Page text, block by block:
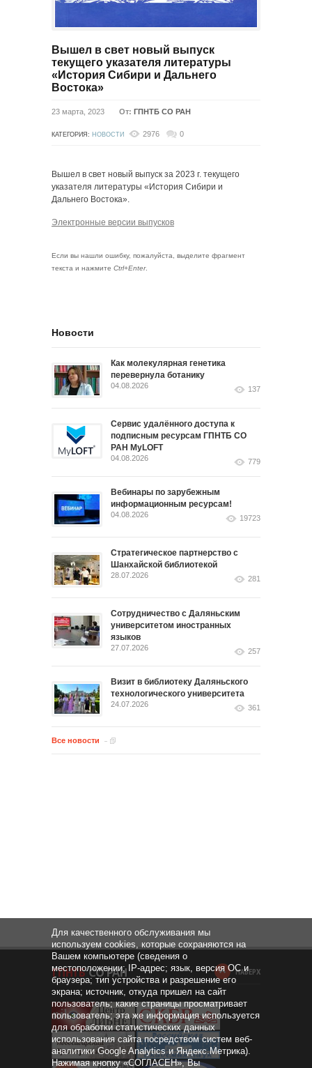
Вышел в свет новый выпуск
текущего указателя литературы
«История Сибири и Дальнего
Востока»
23 марта, 2023 От: ГПНТБ СО РАН
КАТЕГОРИЯ: НОВОСТИ 2976 0
Вышел в свет новый выпуск за 2023 г. текущего
указателя литературы «История Сибири и
Дальнего Востока».
Электронные версии выпусков
Если вы нашли ошибку, пожалуйста, выделите фрагмент
текста и нажмите Ctrl+Enter.
Новости
Как молекулярная генетика
перевернула ботанику
04.08.2026 137
Сервис удалённого доступа к
подписным ресурсам ГПНТБ СО
РАН MyLOFT
04.08.2026 779
Вебинары по зарубежным
информационным ресурсам!
04.08.2026 19723
Стратегическое партнерство с
Шанхайской библиотекой
28.07.2026 281
Сотрудничество с Даляньским
университетом иностранных
языков
27.07.2026 257
Визит в библиотеку Даляньского
технологического университета
24.07.2026 361
Все новости
НАВЕРХ
Для качественного обслуживания мы
используем cookies, которые сохраняются на
Вашем компьютере (сведения о
местоположении; IP-адрес; язык, версия ОС и
браузера; тип устройства и разрешение его
экрана; источник, откуда пришел на сайт
пользователь; какие страницы просматривает
пользователь; эта же информация используется
для обработки статистических данных
использования сайта посредством систем веб-
аналитики Google Analytics и Яндекс.Метрика).
Нажимая кнопку «СОГЛАСЕН», Вы